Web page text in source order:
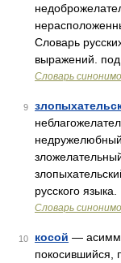
Словарь
выражений.
Словарь
9
русского
Словарь
10 косой —
покосившийся,